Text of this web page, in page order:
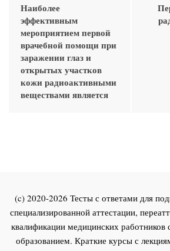
Наиболее
эффективным
мероприятием первой
врачебной помощи при
заражении глаз и
открытых участков
кожи радиоактивными
веществами является
(c) 2020-2026 Тесты с ответами для
специализированной аттестации,
квалификации медицинских работников
образованием. Краткие курсы с